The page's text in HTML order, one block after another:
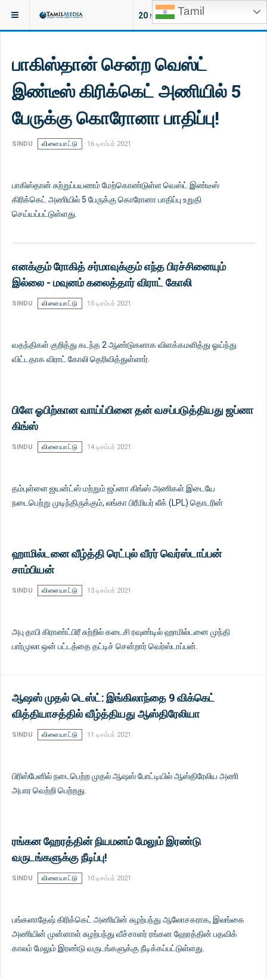
Tamil
20 NEW ARTICLES
இருக்குமிடம்: செய்திகள்
பாகிஸ்தான் சென்ற வெஸ்ட்
இண்டீஸ் கிரிக்கெட் அணியில் 5
பேருக்கு கொரோனா பாதிப்பு!
SINDU விளையாட்டு 16 டிசம்பர் 2021
பாகிஸ்தான் சுற்றுப்பயணம் மேற்கொண்டுள்ள வெஸ்ட் இண்டீஸ்
கிரிக்கெட் அணியில் 5 பேருக்கு கொரோனா பாதிப்பு உறுதி
செய்யப்பட்டுள்ளது.
எனக்கும் ரோகித் சர்மாவுக்கும் எந்த பிரச்சினையும்
இல்லை - மவுனம் கலைத்தார் விராட் கோலி
SINDU விளையாட்டு 15 டிசம்பர் 2021
வதந்திகள் குறித்து கடந்த 2 ஆண்டுகளாக விளக்கமளித்து ஓய்ந்து
விட்டதாக விராட் கோலி தெரிவித்துள்ளார்.
பிளே ஓபிற்கான வாய்ப்பினை தன் வசப்படுத்தியது ஜப்னா
கிங்ஸ்
SINDU விளையாட்டு 14 டிசம்பர் 2021
தம்புள்ளை ஜயன்ட்ஸ் மற்றும் ஜப்னா கிங்ஸ் அணிகள் இடையே
நடைபெற்று முடிந்திருக்கும், லங்கா பிரீமியர் லீக் (LPL) தொடரின்
ஹாமில்டனை வீழ்த்தி ரெட்புல் வீரர் வெர்ஸ்டாப்பன்
சாம்பியன்
SINDU விளையாட்டு 13 டிசம்பர் 2021
அபு தாபி கிராண்ட்பிரீ சுற்றில் கடைசி ரவுண்டில் ஹாமில்டனை முந்தி
பார்முலா ஒன் பட்டத்தை தட்டிச் சென்றார் வெர்ஸ்டாப்பன்.
ஆஷஸ் முதல் டெஸ்ட்: இங்கிலாந்தை 9 விக்கெட்
வித்தியாசத்தில் வீழ்த்தியது ஆஸ்திரேலியா
SINDU விளையாட்டு 11 டிசம்பர் 2021
பிரிஸ்பேனில் நடைபெற்ற முதல் ஆஷஸ் போட்டியில் ஆஸ்திரேலிய அணி
அபார வெற்றி பெற்றது.
ரங்கன ஹேரத்தின் நியமனம் மேலும் இரண்டு
வருடங்களுக்கு நீடிப்பு!
SINDU விளையாட்டு 10 டிசம்பர் 2021
பங்களாதேஷ் கிரிக்கெட் அணியின் சுழற்பந்து ஆலோசகராக, இலங்கை
அணியின் முன்னாள் சுழற்பந்து வீச்சாளர் ரங்கன ஹேரத்தின் பதவிக்
காலம் மேலும் இரண்டு வருடங்களுக்கு நீடிக்கப்பட்டுள்ளது.